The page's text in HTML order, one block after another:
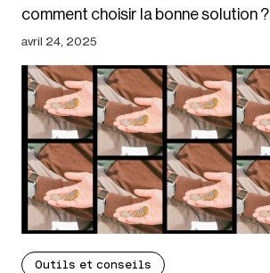
comment choisir la bonne solution ?
avril 24, 2025
Outils et conseils